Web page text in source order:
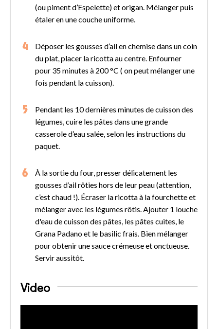
(ou piment d’Espelette) et origan. Mélanger puis
étaler en une couche uniforme.
Déposer les gousses d’ail en chemise dans un coin
du plat, placer la ricotta au centre. Enfourner
pour 35 minutes à 200 °C ( on peut mélanger une
fois pendant la cuisson).
Pendant les 10 dernières minutes de cuisson des
légumes, cuire les pâtes dans une grande
casserole d’eau salée, selon les instructions du
paquet.
À la sortie du four, presser délicatement les
gousses d’ail rôties hors de leur peau (attention,
c’est chaud !). Écraser la ricotta à la fourchette et
mélanger avec les légumes rôtis. Ajouter 1 louche
d'eau de cuisson des pâtes, les pâtes cuites, le
Grana Padano et le basilic frais. Bien mélanger
pour obtenir une sauce crémeuse et onctueuse.
Servir aussitôt.
Video